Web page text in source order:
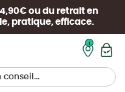
ou du retrait en
pratique, efficace.